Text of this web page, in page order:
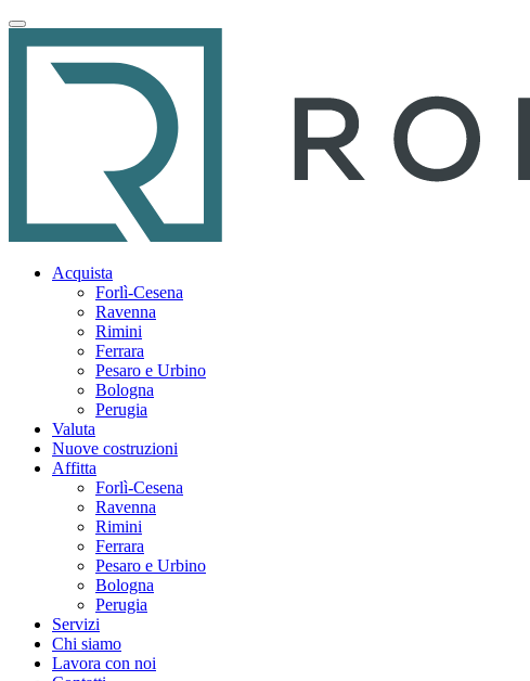
Acquista
Forlì-Cesena
Ravenna
Rimini
Ferrara
Pesaro e Urbino
Bologna
Perugia
Valuta
Nuove costruzioni
Affitta
Forlì-Cesena
Ravenna
Rimini
Ferrara
Pesaro e Urbino
Bologna
Perugia
Servizi
Chi siamo
Lavora con noi